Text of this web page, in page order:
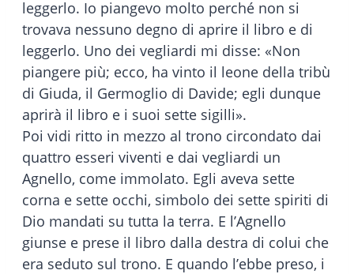
leggerlo. Io piangevo molto perché non si
trovava nessuno degno di aprire il libro e di
leggerlo. Uno dei vegliardi mi disse: «Non
piangere più; ecco, ha vinto il leone della tribù
di Giuda, il Germoglio di Davide; egli dunque
aprirà il libro e i suoi sette sigilli».
Poi vidi ritto in mezzo al trono circondato dai
quattro esseri viventi e dai vegliardi un
Agnello, come immolato. Egli aveva sette
corna e sette occhi, simbolo dei sette spiriti di
Dio mandati su tutta la terra. E l’Agnello
giunse e prese il libro dalla destra di colui che
era seduto sul trono. E quando l’ebbe preso, i